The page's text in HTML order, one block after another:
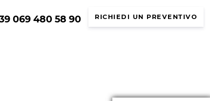
069 480 58 90 RICHIEDI UN PREVENTIVO